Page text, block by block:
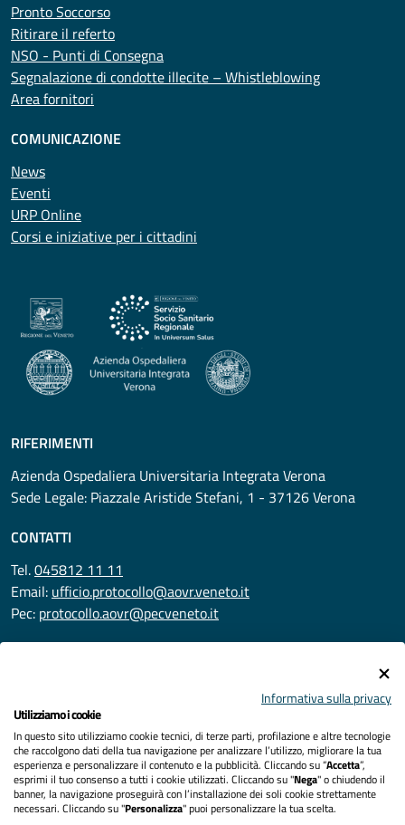
Pronto Soccorso
Ritirare il referto
NSO - Punti di Consegna
Segnalazione di condotte illecite – Whistleblowing
Area fornitori
COMUNICAZIONE
News
Eventi
URP Online
Corsi e iniziative per i cittadini
RIFERIMENTI
Azienda Ospedaliera Universitaria Integrata Verona
Sede Legale: Piazzale Aristide Stefani, 1 - 37126 Verona
CONTATTI
Tel.045812 11 11
Email: ufficio.protocollo@aovr.veneto.it
Pec: protocollo.aovr@pecveneto.it
Privacy
Accessibilità
Note legali
Informativa sulla privacy
Utilizziamo i cookie
In questo sito utilizziamo cookie tecnici, di terze parti, profilazione e altre tecnologie
che raccolgono dati della tua navigazione per analizzare l’utilizzo, migliorare la tua
esperienza e personalizzare il contenuto e la pubblicità. Cliccando su “Accetta”,
esprimi il tuo consenso a tutti i cookie utilizzati. Cliccando su "Nega" o chiudendo il
banner, la navigazione proseguirà con l’installazione dei soli cookie strettamente
necessari. Cliccando su "Personalizza" puoi personalizzare la tua scelta.